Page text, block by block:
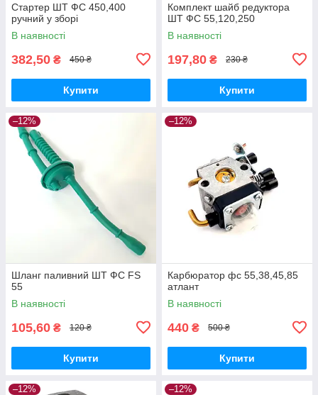
Стартер ШТ ФС 450,400
ручний у зборі
В наявності
382,50 ₴ 450 ₴
Купити
Комплект шайб редуктора
ШТ ФС 55,120,250
В наявності
197,80 ₴ 230 ₴
Купити
–12%
Шланг паливний ШТ ФС FS
55
В наявності
105,60 ₴ 120 ₴
Купити
–12%
Карбюратор фс 55,38,45,85
атлант
В наявності
440 ₴ 500 ₴
Купити
–12% –12%